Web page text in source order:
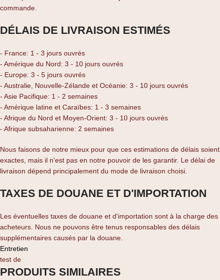
commande.
DÉLAIS DE LIVRAISON ESTIMÉS
- France: 1 - 3 jours ouvrés
- Amérique du Nord: 3 - 10 jours ouvrés
- Europe: 3 - 5 jours ouvrés
- Australie, Nouvelle-Zélande et Océanie: 3 - 10 jours ouvrés
- Asie Pacifique: 1 - 2 semaines
- Amérique latine et Caraïbes: 1 - 3 semaines
- Afrique du Nord et Moyen-Orient: 3 - 10 jours ouvrés
- Afrique subsaharienne: 2 semaines
Nous faisons de notre mieux pour que ces estimations de délais soient
exactes, mais il n'est pas en notre pouvoir de les garantir. Le délai de
livraison dépend principalement du mode de livraison choisi.
TAXES DE DOUANE ET D'IMPORTATION
Les éventuelles taxes de douane et d'importation sont à la charge des
acheteurs. Nous ne pouvons être tenus responsables des délais
supplémentaires causés par la douane.
Entretien
test de
PRODUITS SIMILAIRES